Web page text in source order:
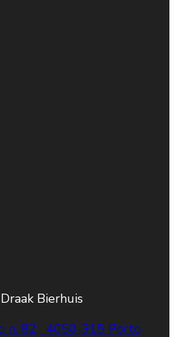
Bierhuis
n. 82, 4050-315 Porto